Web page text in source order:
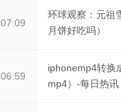
07:09
环球观察：元祖
月饼好吃吗）
06:59
iphonemp4转换
mp4）-每日热讯